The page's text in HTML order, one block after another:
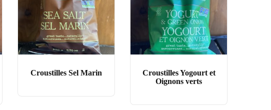
Croustilles Sel Marin
Croustilles Yogourt et
Oignons verts